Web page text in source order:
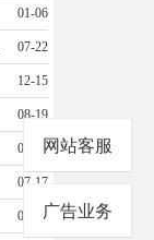
01-06
07-22
12-15
08-19
04-16
07-17
06-04
网站客服
广告业务